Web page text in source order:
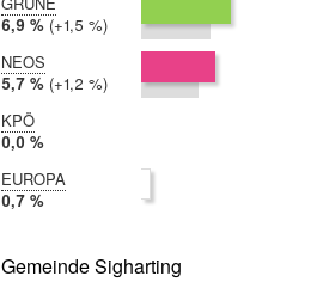
2019:
6,9 %
2014:
5,3 %
Differenz:
+1,5 %
NEOS
2019:
5,7 %
2014:
4,5 %
Differenz:
+1,2 %
KPÖ
2019:
0,0 %
nicht
teilgenommen
EUROPA
2019:
0,7 %
teilgenommen
Gemeinde Sigharting